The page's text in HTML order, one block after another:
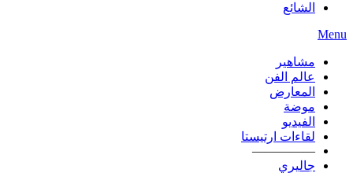
الشائع
Menu
مشاهير
عالم الفن
المعارض
موضة
الفيديو
لقاءات ارتيستا
—————
جاليري